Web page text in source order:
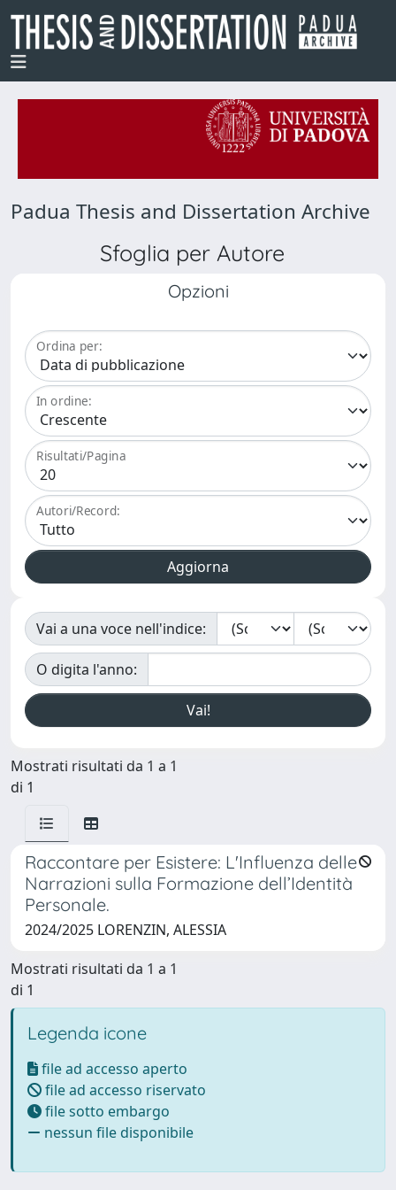
Padua Thesis and Dissertation Archive
Sfoglia per Autore
Opzioni
Ordina per:
In ordine:
Risultati/Pagina
Autori/Record:
Vai a una voce nell'indice:
O digita l'anno:
Mostrati risultati da 1 a 1
di 1
Raccontare per Esistere: L'Influenza delle
Narrazioni sulla Formazione dell’Identità
Personale.
2024/2025 LORENZIN, ALESSIA
Mostrati risultati da 1 a 1
di 1
Legenda icone
file ad accesso aperto
file ad accesso riservato
file sotto embargo
nessun file disponibile